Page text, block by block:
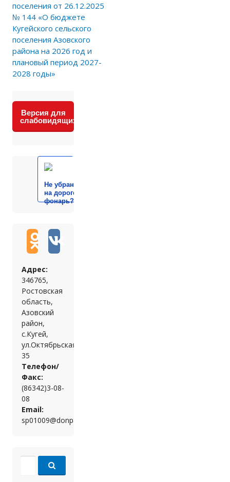
поселения от 26.12.2025
№ 144 «О бюджете
Кугейского сельского
поселения Азовского
района на 2026 год и
плановый период 2027-
2028 годы»
Версия для
слабовидящих
Не убран мусор, яма
на дороге, не горит
фонарь?
Адрес:
346765,
Ростовская
область,
Азовский
район,
с.Кугей,
ул.Октябрьская,
35
Телефон/
Факс:
(86342)3-08-
08
Email:
sp01009@donpac.ru
Search for: